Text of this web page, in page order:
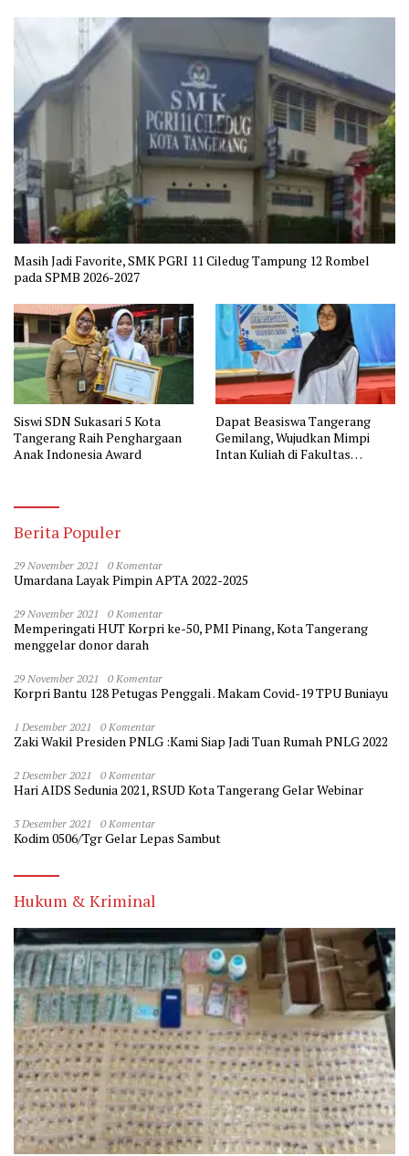
Masih Jadi Favorite, SMK PGRI 11 Ciledug Tampung 12 Rombel
pada SPMB 2026-2027
Siswi SDN Sukasari 5 Kota
Tangerang Raih Penghargaan
Anak Indonesia Award
Dapat Beasiswa Tangerang
Gemilang, Wujudkan Mimpi
Intan Kuliah di Fakultas
Berita Populer
29 November 2021 0 Komentar
Umardana Layak Pimpin APTA 2022-2025
29 November 2021 0 Komentar
Memperingati HUT Korpri ke-50, PMI Pinang, Kota Tangerang
menggelar donor darah
29 November 2021 0 Komentar
Korpri Bantu 128 Petugas Penggali . Makam Covid-19 TPU Buniayu
1 Desember 2021 0 Komentar
Zaki Wakil Presiden PNLG :Kami Siap Jadi Tuan Rumah PNLG 2022
2 Desember 2021 0 Komentar
Hari AIDS Sedunia 2021, RSUD Kota Tangerang Gelar Webinar
3 Desember 2021 0 Komentar
Kodim 0506/Tgr Gelar Lepas Sambut
Hukum & Kriminal